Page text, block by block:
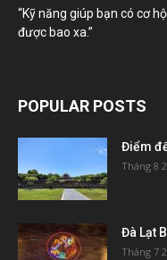
“Kỹ năng giúp bạn có cơ
được bao xa.”
POPULAR POSTS
Điểm
Tháng 8
Đà Lạt
Tháng 7